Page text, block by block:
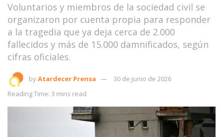
Voluntarios y miembros de la sociedad civil se
organizaron por cuenta propia para responder
a la tragedia que ya deja cerca de 2.000
fallecidos y más de 15.000 damnificados, según
cifras oficiales.
byAtardecer Prensa
30 de junio de 2026
Reading Time: 3 mins read